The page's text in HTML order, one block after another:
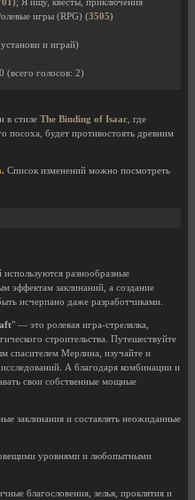
; Я ищу, квесты, приключения
игры (RPG) (3505)
и играй)
(всего голосов: 2)
в стиле The Binding of Isaac, где
посоха, будет противостоять древним
Список изменений можно посмотреть
разнообразные
эффектам заклинаний, а создание
исчерпано даже разработчиками.
" — это ролевая игра-стрелялка,
строительства. Путешествуйте
спасителем Мерлина, изучайте и
А благодаря комбинации и
свои собственные мощные
заклинания и составлять неожиданные
уровнями и любопытными
благословения, зелья, проклятия и